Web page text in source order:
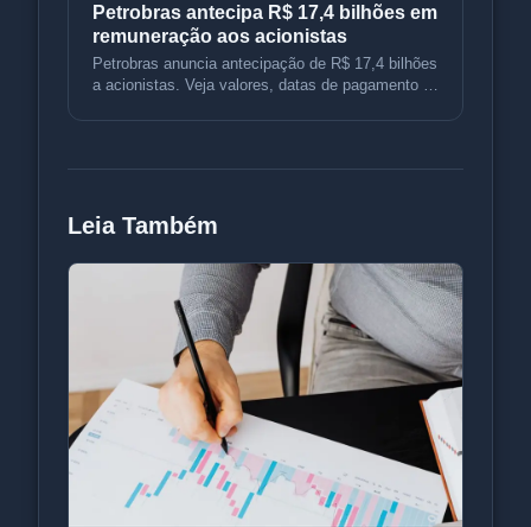
Petrobras antecipa R$ 17,4 bilhões em
remuneração aos acionistas
Petrobras anuncia antecipação de R$ 17,4 bilhões
a acionistas. Veja valores, datas de pagamento e
Leia Também